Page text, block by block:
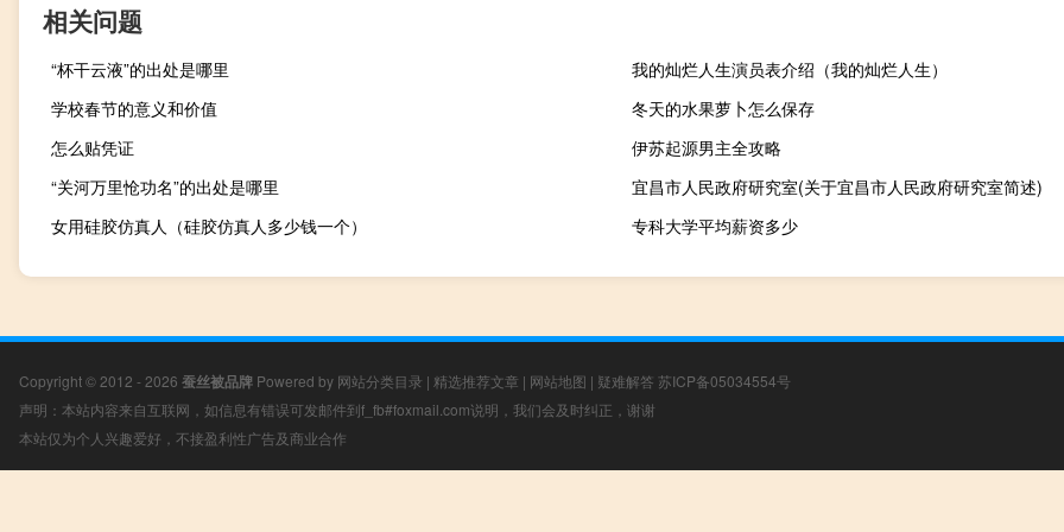
相关问题
“杯干云液”的出处是哪里
我的灿烂人生演员表介绍（我的灿烂人生）
学校春节的意义和价值
冬天的水果萝卜怎么保存
怎么贴凭证
伊苏起源男主全攻略
“关河万里怆功名”的出处是哪里
宜昌市人民政府研究室(关于宜昌市人民政府研究室简述)
女用硅胶仿真人（硅胶仿真人多少钱一个）
专科大学平均薪资多少
Copyright © 2012 - 2026 蚕丝被品牌 Powered by 网站分类目录 | 精选推荐文章 | 网站地图 | 疑难解答 苏ICP备05034554号
声明：本站内容来自互联网，如信息有错误可发邮件到f_fb#foxmail.com说明，我们会及时纠正，谢谢
本站仅为个人兴趣爱好，不接盈利性广告及商业合作